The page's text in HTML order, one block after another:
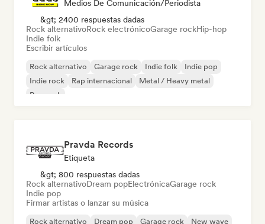
Medios De Comunicación/Periodista
&gt; 2400 respuestas dadas
Rock alternativoRock electrónicoGarage rockHip-hop
Indie folk
Escribir artículos
Rock alternativo Garage rock Indie folk
Indie pop
Indie rock
Rap internacional
Metal / Heavy metal
Pop rock
Pravda Records
Etiqueta
&gt; 800 respuestas dadas
Rock alternativoDream popElectrónicaGarage rock
Indie pop
Firmar artistas o lanzar su música
Rock alternativo Dream pop Garage rock
New wave